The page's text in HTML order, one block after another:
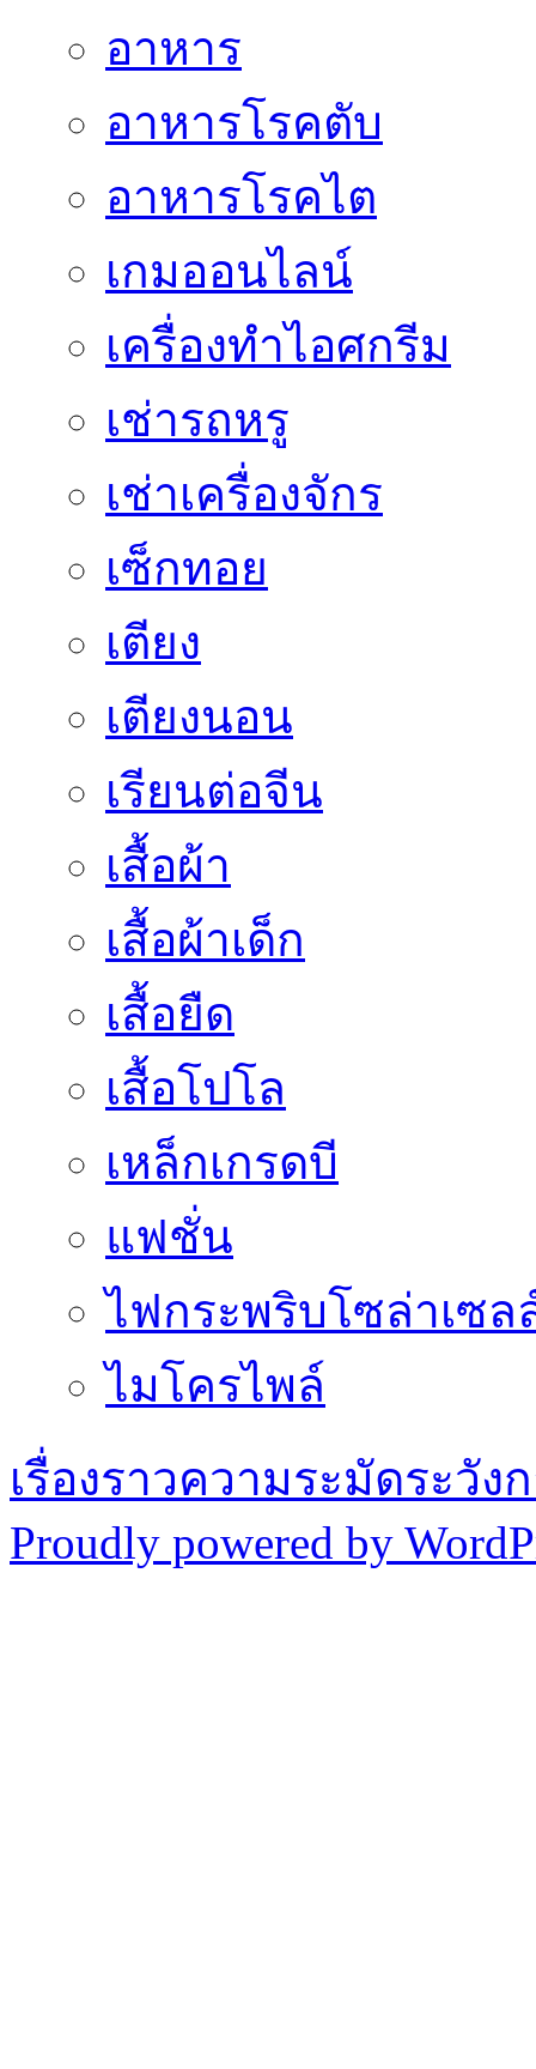
อาหาร
อาหารโรคตับ
อาหารโรคไต
เกมออนไลน์
เครื่องทำไอศกรีม
เช่ารถหรู
เช่าเครื่องจักร
เซ็กทอย
เตียง
เตียงนอน
เรียนต่อจีน
เสื้อผ้า
เสื้อผ้าเด็ก
เสื้อยืด
เสื้อโปโล
เหล็กเกรดบี
แฟชั่น
ไฟกระพริบโซล่าเซล
ไมโครไพล์
เรื่องราวความระมัดระวัง
Proudly powered by